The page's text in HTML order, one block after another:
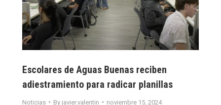
Escolares de Aguas Buenas reciben
adiestramiento para radicar planillas
Noticias By javier.valentin noviembre 15, 2024